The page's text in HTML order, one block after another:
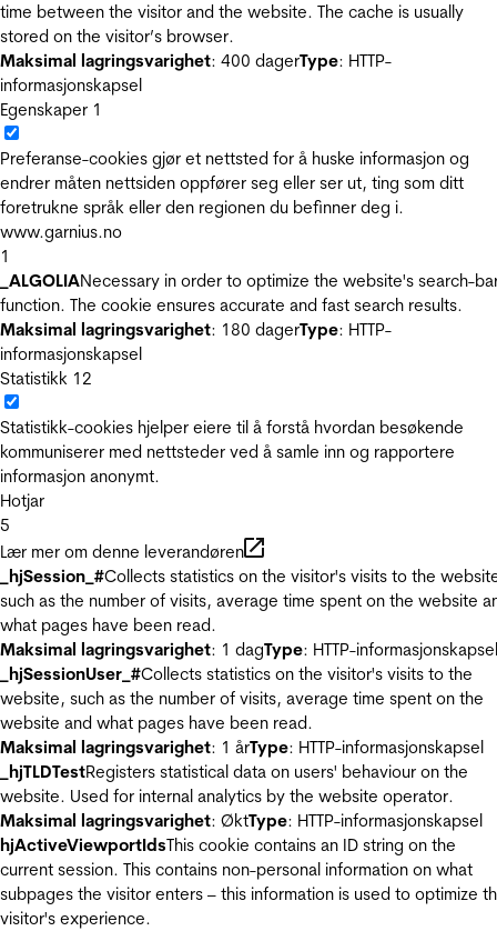
time between the visitor and the website. The cache is usually
stored on the visitor’s browser.
Maksimal lagringsvarighet: 400 dagerType: HTTP-
informasjonskapsel
Egenskaper 1
Preferanse-cookies gjør et nettsted for å huske informasjon og
endrer måten nettsiden oppfører seg eller ser ut, ting som ditt
foretrukne språk eller den regionen du befinner deg i.
www.garnius.no
1
_ALGOLIANecessary in order to optimize the website's search-
function. The cookie ensures accurate and fast search results.
Maksimal lagringsvarighet: 180 dagerType: HTTP-
informasjonskapsel
Statistikk 12
Statistikk-cookies hjelper eiere til å forstå hvordan besøkende
kommuniserer med nettsteder ved å samle inn og rapportere
informasjon anonymt.
Hotjar
5
Lær mer om denne leverandøren
_hjSession_#Collects statistics on the visitor's visits to the
such as the number of visits, average time spent on the website
what pages have been read.
Maksimal lagringsvarighet: 1 dagType: HTTP-informasjonskapsel
_hjSessionUser_#Collects statistics on the visitor's visits to the
website, such as the number of visits, average time spent on the
website and what pages have been read.
Maksimal lagringsvarighet: 1 årType: HTTP-informasjonskapsel
_hjTLDTestRegisters statistical data on users' behaviour on the
website. Used for internal analytics by the website operator.
Maksimal lagringsvarighet: ØktType: HTTP-informasjonskapsel
hjActiveViewportIdsThis cookie contains an ID string on the
current session. This contains non-personal information on what
subpages the visitor enters – this information is used to optimize
visitor's experience.